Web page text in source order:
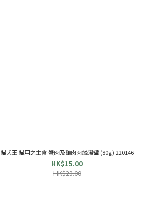
貓犬王 貓用之主食 蟹肉及雞肉肉絲湯罐 (80g) 220146
HK$15.00
HK$23.00